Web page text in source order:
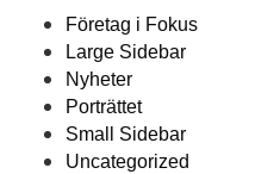
Företag i Fokus
Large Sidebar
Nyheter
Porträttet
Small Sidebar
Uncategorized